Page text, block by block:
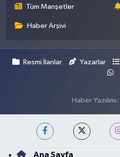
Tüm Manşetler
Haber Arşivi
Resmi İlanlar Yazarlar
Haber Yazılımı:
Ana Sayfa